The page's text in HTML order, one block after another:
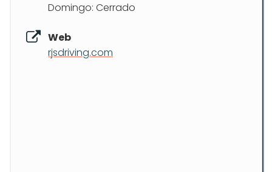
Domingo: Cerrado
Web
rjsdriving.com